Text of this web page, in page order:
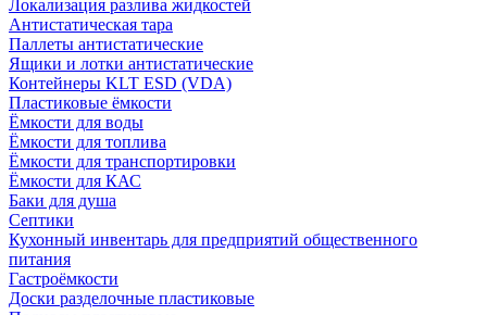
Локализация разлива жидкостей
Антистатическая тара
Паллеты антистатические
Ящики и лотки антистатические
Контейнеры KLT ESD (VDA)
Пластиковые ёмкости
Ёмкости для воды
Ёмкости для топлива
Ёмкости для транспортировки
Ёмкости для КАС
Баки для душа
Септики
Кухонный инвентарь для предприятий общественного
питания
Гастроёмкости
Доски разделочные пластиковые